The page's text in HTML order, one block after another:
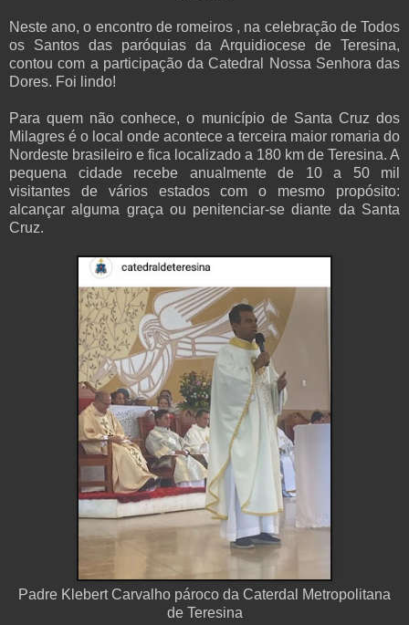
Neste ano, o encontro de romeiros , na celebração de Todos
os Santos das paróquias da Arquidiocese de Teresina,
contou com a participação da Catedral Nossa Senhora das
Dores. Foi lindo!
Para quem não conhece, o município de Santa Cruz dos
Milagres é o local onde acontece a terceira maior romaria do
Nordeste brasileiro e fica localizado a 180 km de Teresina. A
pequena cidade recebe anualmente de 10 a 50 mil
visitantes de vários estados com o mesmo propósito:
alcançar alguma graça ou penitenciar-se diante da Santa
Cruz.
Padre Klebert Carvalho pároco da Caterdal Metropolitana
de Teresina